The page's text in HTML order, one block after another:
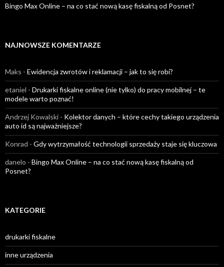
Bingo Max Online – na co stać nową kasę fiskalną od Posnet?
NAJNOWSZE KOMENTARZE
Maks - Ewidencja zwrotów i reklamacji – jak to się robi?
etaniel - Drukarki fiskalne online (nie tylko) do pracy mobilnej – te
modele warto poznać!
Andrzej Kowalski - Kolektor danych – które cechy takiego urządzenia
auto id są najważniejsze?
Konrad - Gdy wytrzymałość technologii sprzedaży staje się kluczowa
danelo - Bingo Max Online – na co stać nową kasę fiskalną od
Posnet?
KATEGORIE
drukarki fiskalne
inne urządzenia